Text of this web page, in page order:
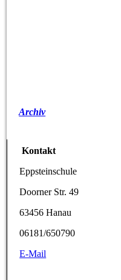
Archiv
Kontakt
Eppsteinschule
Doorner Str. 49
63456 Hanau
06181/650790
E-Mail